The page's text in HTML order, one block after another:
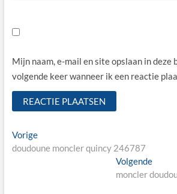
Mijn naam, e-mail en site opslaan in deze
volgende keer wanneer ik een reactie
Bericht
navigatie
VorigeVorige
bericht:
doudoune moncler quincy 246787
Volgende
moncler